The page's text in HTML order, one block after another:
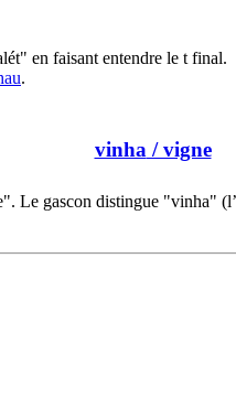
en faisant entendre le t final.
.
vinha/ vigne
Le gascon distingue "vinha"